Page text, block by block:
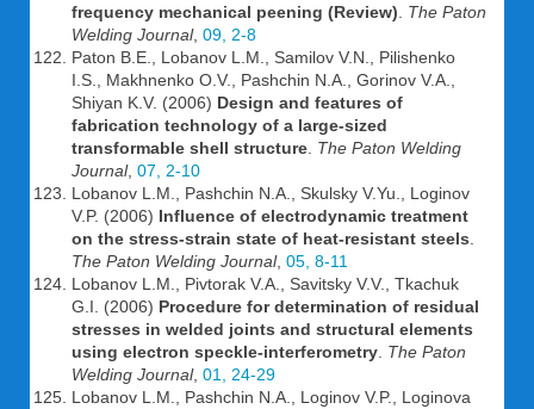
frequency mechanical peening (Review)
The Paton
Welding Journal, 09, 2-8
Paton B.E., Lobanov L.M., Samilov V.N., Pilishenko
I.S., Makhnenko O.V., Pashchin N.A., Gorinov V.A.,
Shiyan K.V. (2006) Design and features of
fabrication technology of a large-sized
transformable shell structure The Paton Welding
Journal, 07, 2-10
Lobanov L.M., Pashchin N.A., Skulsky V.Yu., Loginov
V.P. (2006) Influence of electrodynamic treatment
on the stress-strain state of heat-resistant steels
The Paton Welding Journal, 05, 8-11
Lobanov L.M., Pivtorak V.A., Savitsky V.V., Tkachuk
G.I. (2006) Procedure for determination of residual
stresses in welded joints and structural elements
using electron speckle-interferometry The Paton
Welding Journal, 01, 24-29
Lobanov L.M., Pashchin N.A., Loginov V.P., Loginova